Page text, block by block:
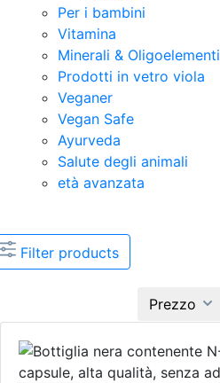
Per i bambini
Vitamina
Minerali & Oligoelementi
Prodotti in vetro viola
Veganer
Vegan Safe
Ayurveda
Salute degli animali
età avanzata
Filter products
Prezzo